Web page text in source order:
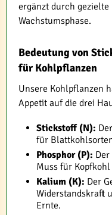
ergänzt durch
Wachstumsphase.
Bedeutung von
für Kohlpflanzen
Unsere Kohlpflanzen
Appetit auf die drei
Stickstoff (N):
für
Phosphor (P):
Muss für
Kalium (K): Der
Widerstandskraft
Ernte.